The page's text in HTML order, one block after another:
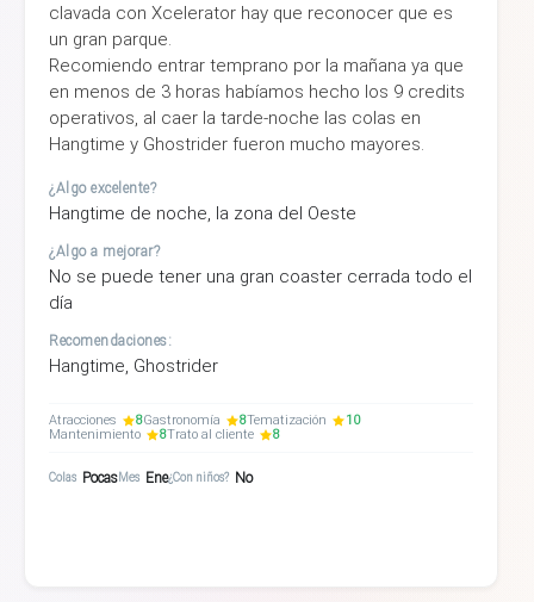
clavada con Xcelerator hay que reconocer que es
un gran parque.
Recomiendo entrar temprano por la mañana ya que
en menos de 3 horas habíamos hecho los 9 credits
operativos, al caer la tarde-noche las colas en
Hangtime y Ghostrider fueron mucho mayores.
¿Algo excelente?
Hangtime de noche, la zona del Oeste
¿Algo a mejorar?
No se puede tener una gran coaster cerrada todo el
día
Recomendaciones:
Hangtime, Ghostrider
Atracciones 8Gastronomía 8Tematización
10
Mantenimiento
8Trato al cliente 8
Colas PocasMes Ene¿Con niños? No